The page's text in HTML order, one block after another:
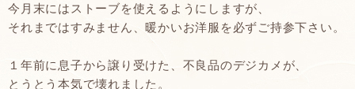
今月末にはストーブを使えるようにしますが、
それまではすみません、暖かいお洋服を必ずご持参下さい。
１年前に息子から譲り受けた、不良品のデジカメが、
とうとう本気で壊れました。